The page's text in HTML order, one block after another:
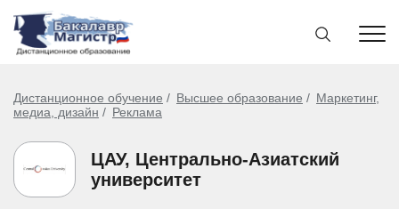
Дистанционное обучение Высшее образование
Маркетинг,
медиа, дизайн
Реклама
ЦАУ, Центрально-Азиатский
университет